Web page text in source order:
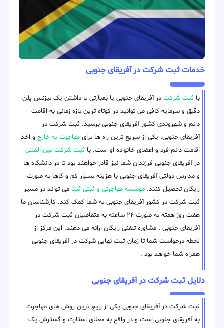
خدمات ثبت شرکت در آفریقای جنوبی
با ثبت شرکت در آفریقای جنوبی یا بعبارتی با داشتن یک بیزنس پلن
دقیق و سرمایه کافی می توانید در کوتاه ترین بازه زمانی به اقامت
دائم و شهروندی کشور آفریقای جنوبی برسید. ثبت شرکت در
آفریقای جنوبی، یکی از سریع ترین راه ها برای مهاجرت به خارج و اخذ
اقامت دائم فرد و اعضای خانواده او است. با ثبت شرکت بین المللی
در آفریقای جنوبی فرزندان شما نیز قادر خواهند بود تا در دانشگاه ها
و مدارس دولتی آفریقای جنوبی با هزینه بسیار کم و گاها به صورت
رایگان تحصیل کنند. موسسه مهاجرتی و ثبتی ثبتا می تواند در مسیر
ثبت شرکت در کشور آفریقای جنوبی به شما کمک کند. کارشناسان ما
هفت روز هفته به صورت ۲۴ ساعته به متقاضیان ثبت شرکت در
آفریقای جنوبی ، مشاوره تلفنی رایگان ارائه می دهند. این مرکز از
لحظه درخواست شما تا زمان ثبت نهایی شرکت در آفریقای جنوبی
همراه شما خواهد بود .
دلایل ثبت شرکت در آفریقای جنوبی
ثبت شرکت در آفریقای جنوبی یکی از رایج ترین روش های مهاجرت
به آفریقای جنوبی است و در واقع به معنای استارت و گسترش یک